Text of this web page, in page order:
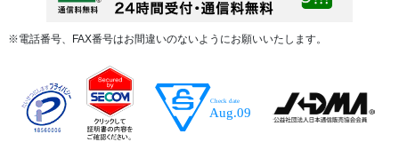
※電話番号、FAX番号はお間違いのないようにお願いいたします。